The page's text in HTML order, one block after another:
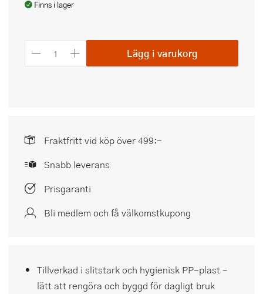
Finns i lager
Lägg i varukorg
Fraktfritt vid köp över 499:-
Snabb leverans
Prisgaranti
Bli medlem och få välkomstkupong
Tillverkad i slitstark och hygienisk PP-plast –
lätt att rengöra och byggd för dagligt bruk